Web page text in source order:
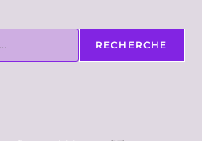
RECHERCHE